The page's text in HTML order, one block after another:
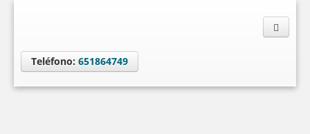
Teléfono: 651864749